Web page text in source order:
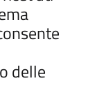
delle